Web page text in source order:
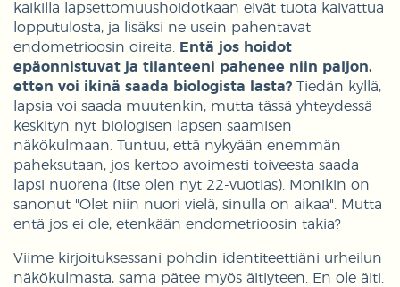
kaikilla lapsettomuushoidotkaan eivät tuota kaivattua
lopputulosta, ja lisäksi ne usein pahentavat
endometrioosin oireita.
Entä jos hoidot
epäonnistuvat ja tilanteeni pahenee niin paljon,
etten voi ikinä saada biologista lasta? Tiedän kyllä,
lapsia voi saada muutenkin, mutta tässä yhteydessä
keskityn nyt biologisen lapsen saamisen
näkökulmaan. Tuntuu, että nykyään enemmän
paheksutaan, jos kertoo avoimesti toiveesta saada
lapsi nuorena (itse olen nyt 22-vuotias). Monikin on
sanonut "Olet niin nuori vielä, sinulla on aikaa". Mutta
entä jos ei ole, etenkään endometrioosin takia?
Viime kirjoituksessani pohdin identiteettiäni urheilun
näkökulmasta, sama pätee myös äitiyteen. En ole äiti.